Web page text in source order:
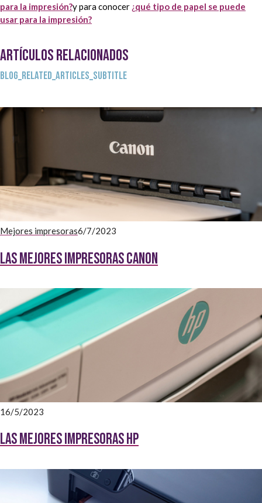
para la impresión?y para conocer ¿qué tipo de papel se puede
usar para la impresión?
ARTÍCULOS RELACIONADOS
BLOG_RELATED_ARTICLES_SUBTITLE
Mejores impresoras6/7/2023
Las mejores impresoras Canon
16/5/2023
Las Mejores impresoras HP